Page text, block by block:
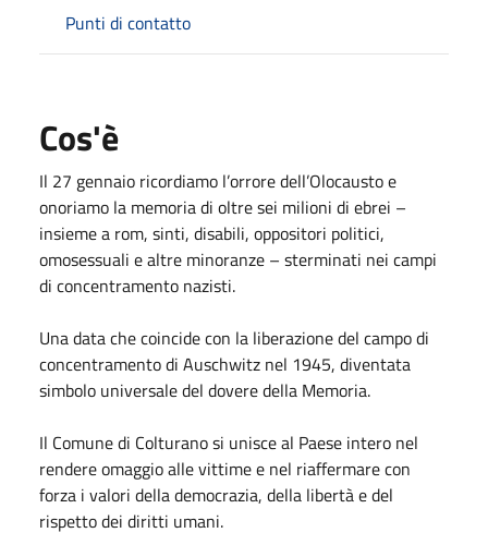
Punti di contatto
Cos'è
Il 27 gennaio ricordiamo l’orrore dell’Olocausto e
onoriamo la memoria di oltre sei milioni di ebrei –
insieme a rom, sinti, disabili, oppositori politici,
omosessuali e altre minoranze – sterminati nei campi
di concentramento nazisti.
Una data che coincide con la liberazione del campo di
concentramento di Auschwitz nel 1945, diventata
simbolo universale del dovere della Memoria.
Il Comune di Colturano si unisce al Paese intero nel
rendere omaggio alle vittime e nel riaffermare con
forza i valori della democrazia, della libertà e del
rispetto dei diritti umani.